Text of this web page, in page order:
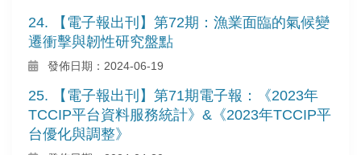
24. 【電子報出刊】第72期：漁業面臨的氣候變
遷衝擊與韌性研究盤點
發佈日期：2024-06-19
25. 【電子報出刊】第71期電子報：《2023年
TCCIP平台資料服務統計》&《2023年TCCIP平
台優化與調整》